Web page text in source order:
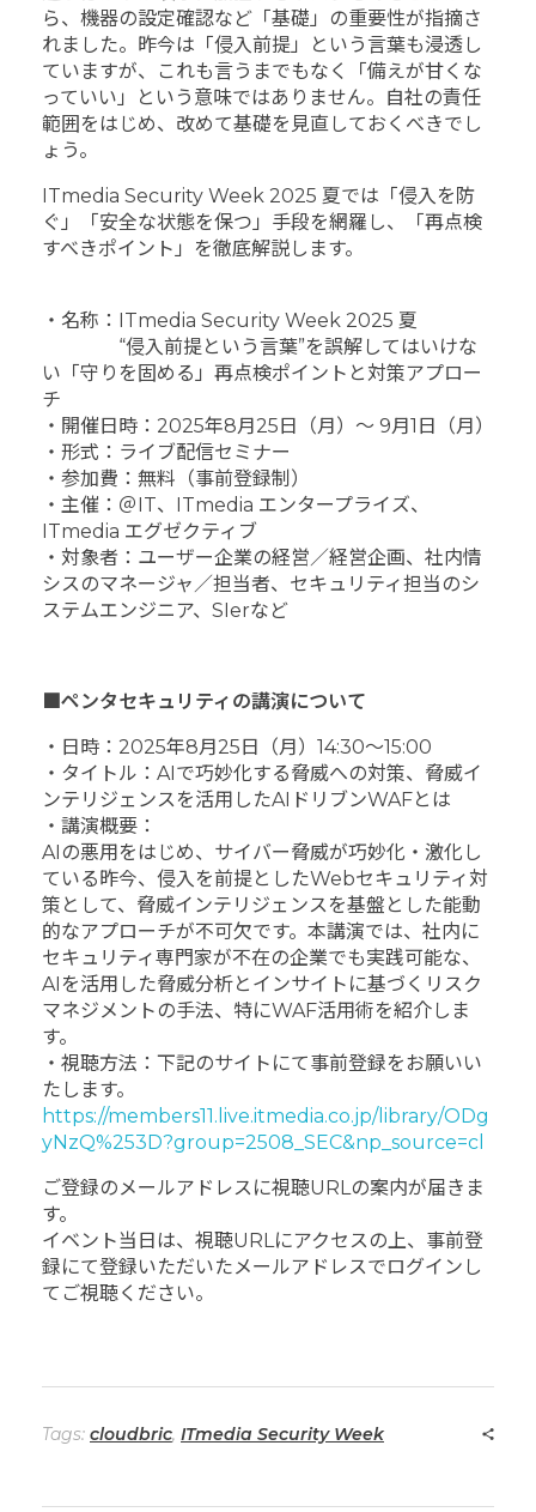
ら、機器の設定確認など「基礎」の重要性が指摘さ
れました。昨今は「侵入前提」という言葉も浸透し
ていますが、これも言うまでもなく「備えが甘くな
っていい」という意味ではありません。自社の責任
範囲をはじめ、改めて基礎を見直しておくべきでし
ょう。
ITmedia Security Week 2025 夏では「侵入を防
ぐ」「安全な状態を保つ」手段を網羅し、「再点検
すべきポイント」を徹底解説します。
・名称：ITmedia Security Week 2025 夏
“侵入前提という言葉”を誤解してはいけな
い「守りを固める」再点検ポイントと対策アプロー
チ
・開催日時：2025年8月25日（月）～ 9月1日（月）
・形式：ライブ配信セミナー
・参加費：無料（事前登録制）
・主催：＠IT、ITmedia エンタープライズ、
ITmedia エグゼクティブ
・対象者：ユーザー企業の経営／経営企画、社内情
シスのマネージャ／担当者、セキュリティ担当のシ
ステムエンジニア、SIerなど
■ペンタセキュリティの講演について
・日時：2025年8月25日（月）14:30～15:00
・タイトル：AIで巧妙化する脅威への対策、脅威イ
ンテリジェンスを活用したAIドリブンWAFとは
・講演概要：
AIの悪用をはじめ、サイバー脅威が巧妙化・激化し
ている昨今、侵入を前提としたWebセキュリティ対
策として、脅威インテリジェンスを基盤とした能動
的なアプローチが不可欠です。本講演では、社内に
セキュリティ専門家が不在の企業でも実践可能な、
AIを活用した脅威分析とインサイトに基づくリスク
マネジメントの手法、特にWAF活用術を紹介しま
す。
・視聴方法：下記のサイトにて事前登録をお願いい
たします。
https://members11.live.itmedia.co.jp/library/ODg
yNzQ%253D?group=2508_SEC&np_source=cl
ご登録のメールアドレスに視聴URLの案内が届きま
す。
イベント当日は、視聴URLにアクセスの上、事前登
録にて登録いただいたメールアドレスでログインし
てご視聴ください。
Tags: cloudbric, ITmedia Security Week